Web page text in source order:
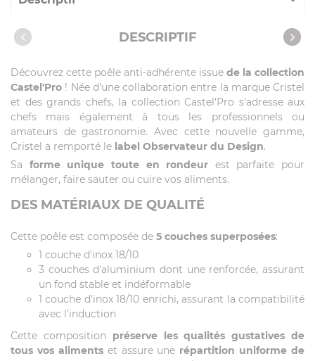
Caractéristiques
DESCRIPTIF
Découvrez cette poêle anti-adhérente issue de la collection
Castel'Pro ! Née d'une collaboration entre la marque Cristel
et des grands chefs, la collection Castel'Pro s'adresse aux
chefs mais également à tous les professionnels ou
amateurs de gastronomie. Avec cette nouvelle gamme,
Cristel a remporté le label Observateur du Design.
Sa forme unique toute en rondeur est parfaite pour
mélanger, faire sauter ou cuire vos aliments.
DES MATÉRIAUX DE QUALITÉ
Cette poêle est composée de 5 couches superposées:
1 couche d'inox 18/10
3 couches d'aluminium dont une renforcée, assurant
un fond stable et indéformable
1 couche d'inox 18/10 enrichi, assurant la compatibilité
avec l'induction
Cette composition préserve les qualités gustatives de
tous vos alimentset assure une répartition uniforme de